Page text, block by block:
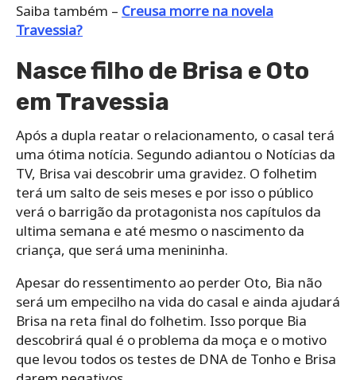
Saiba também – Creusa morre na novela
Travessia?
Nasce filho de Brisa e Oto
em Travessia
Após a dupla reatar o relacionamento, o casal terá
uma ótima notícia. Segundo adiantou o Notícias da
TV, Brisa vai descobrir uma gravidez. O folhetim
terá um salto de seis meses e por isso o público
verá o barrigão da protagonista nos capítulos da
ultima semana e até mesmo o nascimento da
criança, que será uma menininha.
Apesar do ressentimento ao perder Oto, Bia não
será um empecilho na vida do casal e ainda ajudará
Brisa na reta final do folhetim. Isso porque Bia
descobrirá qual é o problema da moça e o motivo
que levou todos os testes de DNA de Tonho e Brisa